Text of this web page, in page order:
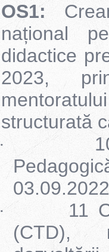
OS1:
național
didactice
2023,
structurată
·
·
11
(CTD),